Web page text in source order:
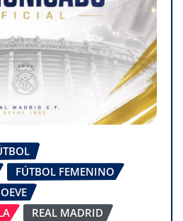
FÚTBOL FEMENINO
REAL MADRID